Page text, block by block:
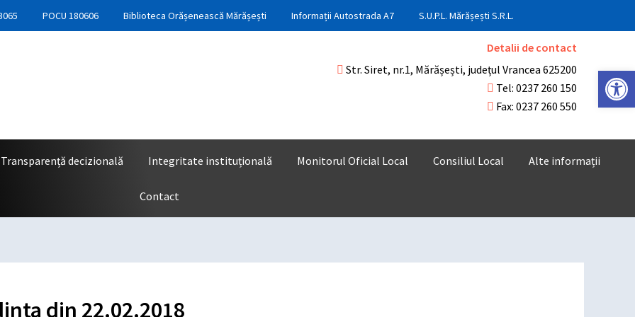
POCU 180606 Biblioteca Orășenească Mărășești Informații Autostrada A7 S.U.P.L. Mărășești S.R.L.
Detalii de contact
Str. Siret, nr.1, Mărășești, județul Vrancea 625200
Tel: 0237 260 150
Fax: 0237 260 550
Transparență decizională Integritate instituțională Monitorul Oficial Local Consiliul Local Alte informații
Contact
din 22.02.2018
Deschide